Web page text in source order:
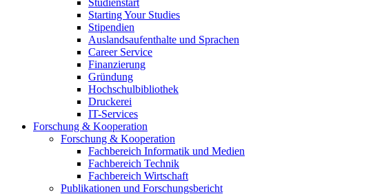
Studienstart
Starting Your Studies
Stipendien
Auslandsaufenthalte und Sprachen
Career Service
Finanzierung
Gründung
Hochschulbibliothek
Druckerei
IT-Services
Forschung & Kooperation
Forschung & Kooperation
Fachbereich Informatik und Medien
Fachbereich Technik
Fachbereich Wirtschaft
Publikationen und Forschungsbericht